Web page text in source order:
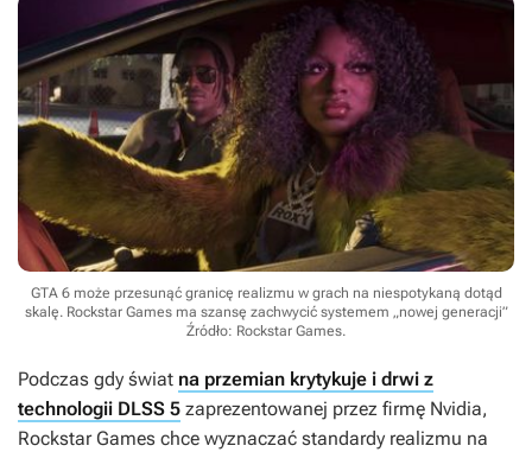
GTA 6 może przesunąć granicę realizmu w grach na niespotykaną dotąd
skalę. Rockstar Games ma szansę zachwycić systemem „nowej generacji”
Źródło: Rockstar Games.
Podczas gdy świat na przemian krytykuje i drwi z
technologii DLSS 5 zaprezentowanej przez firmę Nvidia,
Rockstar Games chce wyznaczać standardy realizmu na